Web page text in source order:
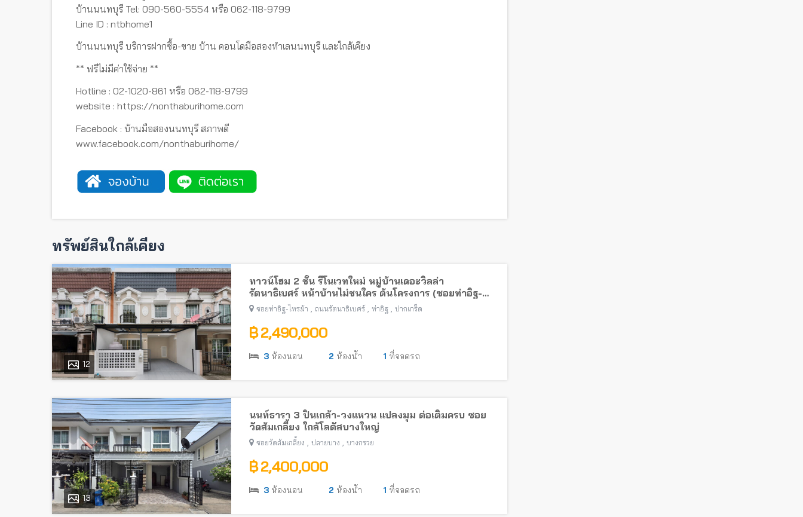
บ้านนนทบุรี Tel: 090-560-5554 หรือ 062-118-9799
Line ID : ntbhome1
บ้านนนทบุรี บริการฝากซื้อ-ขาย บ้าน คอนโดมือสองทำเลนนทบุรี และใกล้เคียง
** ฟรีไม่มีค่าใช้จ่าย **
Hotline : 02-1020-861 หรือ 062-118-9799
website : https://nonthaburihome.com
Facebook : บ้านมือสองนนทบุรี สภาพดี
www.facebook.com/nonthaburihome/
ทรัพย์สินใกล้เคียง
12
ทาวน์โฮม 2 ชั้น รีโนเวทใหม่ หมู่บ้านเดอะวิลล่า
รัตนาธิเบศร์ หน้าบ้านไม่ชนใคร ต้นโครงการ (ซอยท่าอิฐ-
ไทรม้า) พร้อมอยู่ ใกล้รถไฟฟ้าสายสีม่วง
ซอยท่าอิฐ-ไทรม้า , ถนนรัตนาธิเบศร์ , ท่าอิฐ , ปากเกร็ด
฿ 2,490,000
3 ห้องนอน 2 ห้องน้ำ 1 ที่จอดรถ
13
นนท์ธารา 3 ปิ่นเกล้า-วงแหวน แปลงมุม ต่อเติมครบ ซอย
วัดส้มเกลี้ยง ใกล้โลตัสบางใหญ่
ซอยวัดส้มเกลี้ยง , ปลายบาง , บางกรวย
฿ 2,400,000
3 ห้องนอน 2 ห้องน้ำ 1 ที่จอดรถ